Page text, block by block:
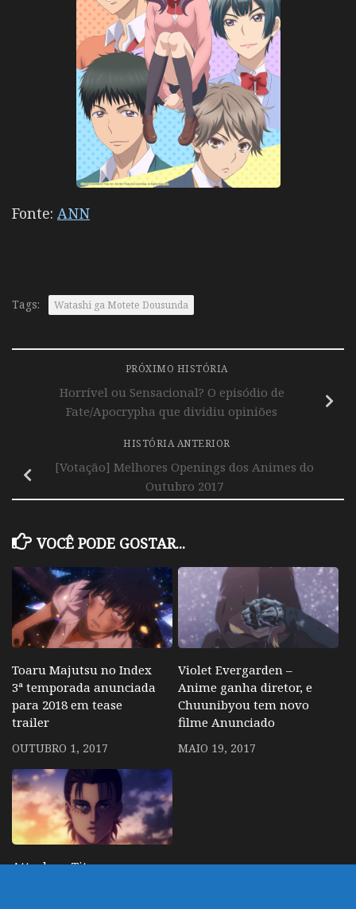
Fonte: ANN
Tags: Watashi ga Motete Dousunda
PRÓXIMO HISTÓRIA
Horrível ou Sensacional? O episódio de
Fate/Apocrypha que dividiu opiniões
HISTÓRIA ANTERIOR
[Votação] Melhores Openings dos Animes do
Outubro 2017
VOCÊ PODE GOSTAR...
Toaru Majutsu no Index
3ª temporada anunciada
para 2018 em tease
trailer
OUTUBRO 1, 2017
Violet Evergarden –
Anime ganha diretor, e
Chuunibyou tem novo
filme Anunciado
MAIO 19, 2017
Attack on Titan